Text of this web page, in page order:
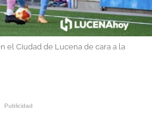
el Ciudad de Lucena de cara a la